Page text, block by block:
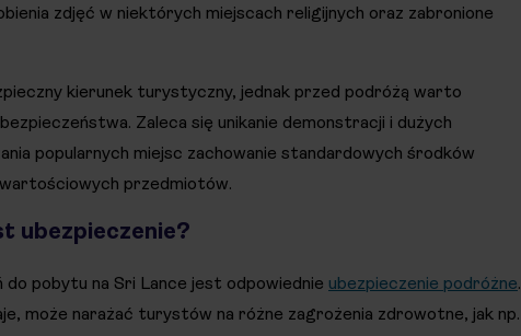
zdjęć w niektórych miejscach religijnych oraz zabronione
kierunek turystyczny, jednak przed podróżą warto
Zaleca się unikanie demonstracji i dużych
popularnych miejsc zachowanie standardowych środków
przedmiotów.
ubezpieczenie?
pobytu na Sri Lance jest odpowiednie ubezpieczenie podróżne.
może narażać turystów na różne zagrożenia zdrowotne, jak np.